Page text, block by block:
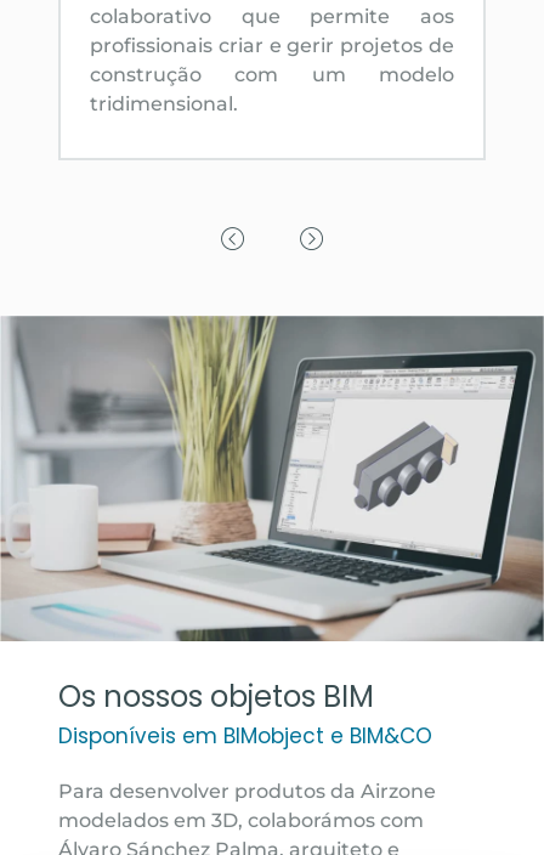
colaborativo que permite aos
profissionais criar e gerir projetos de
construção com um modelo
tridimensional.
Os nossos objetos BIM
Disponíveis em BIMobject e BIM&CO
Para desenvolver produtos da Airzone
modelados em 3D, colaborámos com
Álvaro Sánchez Palma, arquiteto e